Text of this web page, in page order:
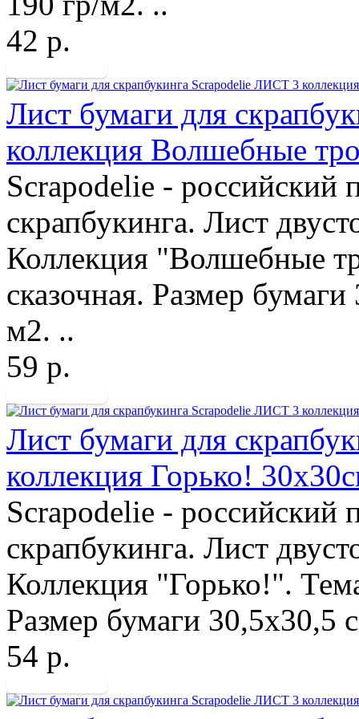
42 р.
Лист бумаги для
коллекция Волшебные
Scrapodelie - российский
скрапбукинга. Лист
Коллекция "Волшебные
сказочная. Размер
м2. ..
59 р.
Лист бумаги для
коллекция Горько!
Scrapodelie - российский
скрапбукинга. Лист
Коллекция "Горько!".
Размер бумаги 30,5х30,5
54 р.